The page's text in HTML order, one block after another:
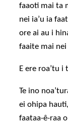
faaoti mai ta
nei ia’u ia
ore ai au i
faaite mai nei
E ere roa’tu
Te ino
ei ohipa
faataa-ê-raa